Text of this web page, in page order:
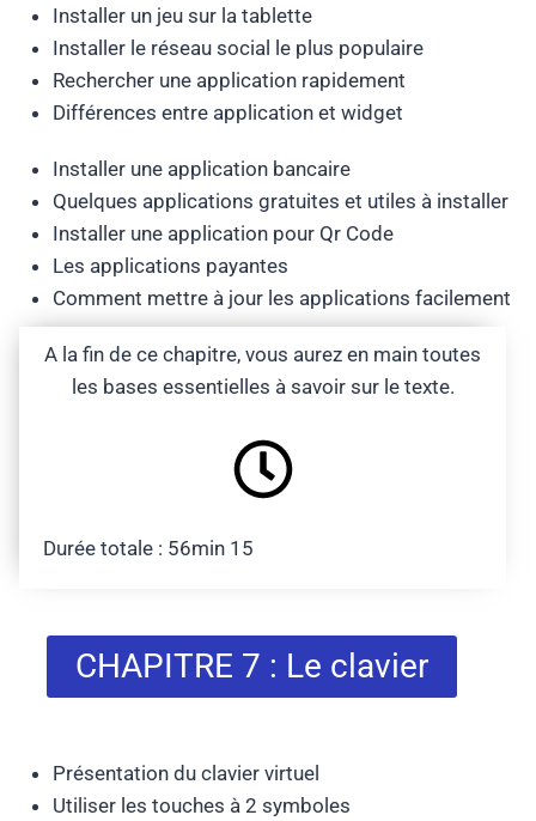
Installer un jeu sur la tablette
Installer le réseau social le plus populaire
Rechercher une application rapidement
Différences entre application et widget
Installer une application bancaire
Quelques applications gratuites et utiles à installer
Installer une application pour Qr Code
Les applications payantes
Comment mettre à jour les applications facilement
A la fin de ce chapitre, vous aurez en main toutes
les bases essentielles à savoir sur le texte.
Durée totale : 56min 15
CHAPITRE 7 : Le clavier
Présentation du clavier virtuel
Utiliser les touches à 2 symboles